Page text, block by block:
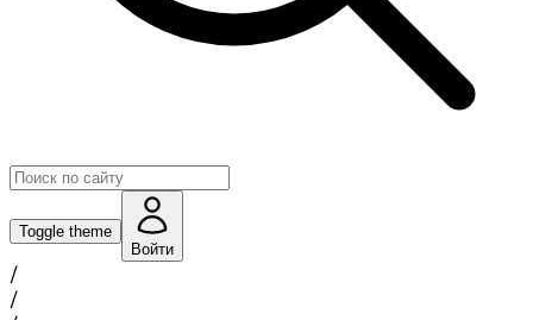
Toggle theme
Войти
/
/